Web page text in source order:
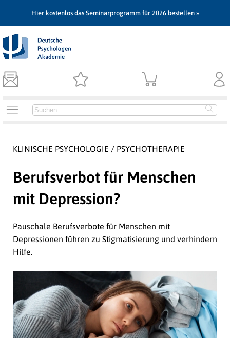
Hier kostenlos das Seminarprogramm für 2026 bestellen »
KLINISCHE PSYCHOLOGIE / PSYCHOTHERAPIE
Berufsverbot für Menschen
mit Depression?
Pauschale Berufsverbote für Menschen mit
Depressionen führen zu Stigmatisierung und verhindern
Hilfe.